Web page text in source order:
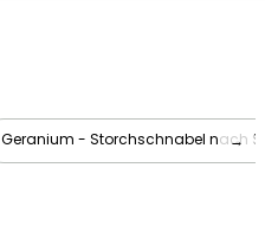
Geranium - Storchschnabel nach
→